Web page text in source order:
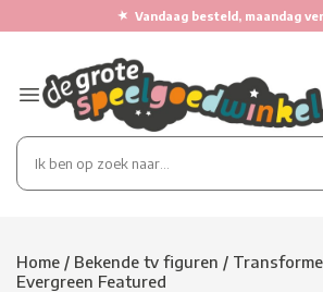
★ Vandaag besteld, maandag
Home / Bekende tv figuren /
Evergreen Featured